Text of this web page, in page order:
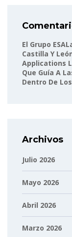
El Grupo
Castilla Y
Applications
Que Guía A
Dentro De
Archivos
Julio 2026
Mayo 2026
Abril 2026
Marzo 2026